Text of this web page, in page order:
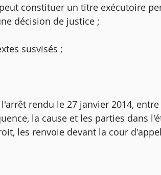
constituer un titre exécutoire
décision de justice ;
susvisés ;
rendu le 27 janvier 2014,
la cause et les parties dans
les renvoie devant la cour